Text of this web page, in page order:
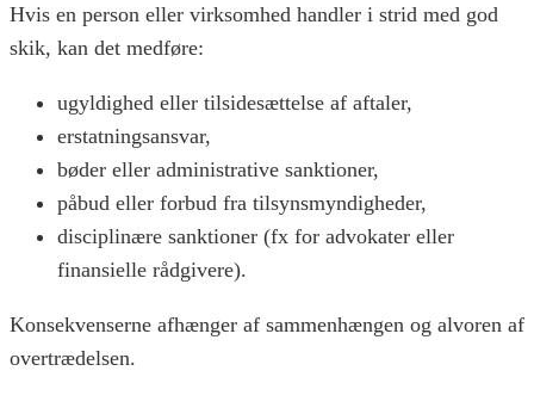
Hvis en person eller virksomhed handler i strid med god
skik, kan det medføre:
ugyldighed eller tilsidesættelse af aftaler,
erstatningsansvar,
bøder eller administrative sanktioner,
påbud eller forbud fra tilsynsmyndigheder,
disciplinære sanktioner (fx for advokater eller
finansielle rådgivere).
Konsekvenserne afhænger af sammenhængen og alvoren af
overtrædelsen.